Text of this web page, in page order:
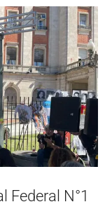
Federal N°1